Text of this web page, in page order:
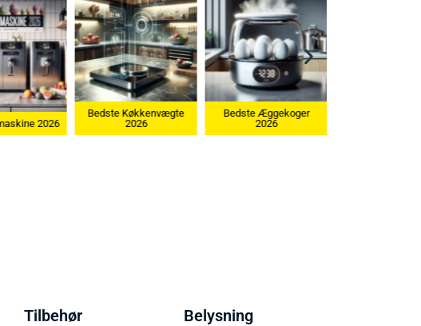
Bedste Æggekoger
2026
Bedste Ismaskine 2026
Tilbehør Belysning